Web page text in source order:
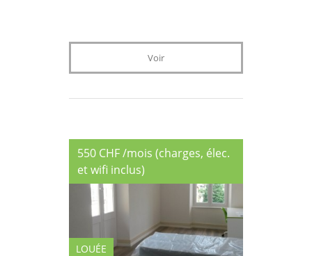
Voir
LOUÉE
550 CHF /mois (charges, élec.
et wifi inclus)